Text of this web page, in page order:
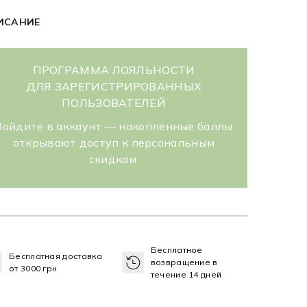
ПРОГРАММА ЛОЯЛЬНОСТИ
ДЛЯ ЗАРЕГИСТРИРОВАННЫХ
ПОЛЬЗОВАТЕЛЕЙ
в аккаунт — накопленные баллы
открывают доступ к персональным
скидкам.
Бесплатная доставка
от 3000 грн
Бесплатное
возвращение в
течение 14 дней